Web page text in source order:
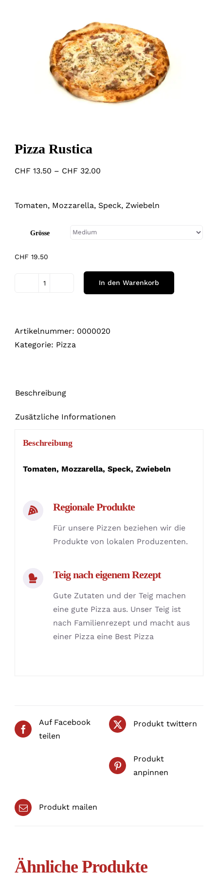
Pizza Rustica
CHF 13.50 – CHF 32.00
Tomaten, Mozzarella, Speck, Zwiebeln
Grösse
CHF 19.50
In den Warenkorb
Artikelnummer: 0000020
Kategorie: Pizza
Beschreibung
Zusätzliche Informationen
Beschreibung
Tomaten, Mozzarella, Speck, Zwiebeln
Regionale Produkte
Für unsere Pizzen beziehen wir die
Produkte von lokalen Produzenten.
Teig nach eigenem Rezept
Gute Zutaten und der Teig machen
eine gute Pizza aus. Unser Teig ist
nach Familienrezept und macht aus
einer Pizza eine Best Pizza
Auf Facebook
teilen
Produkt twittern
Produkt
anpinnen
Produkt mailen
Ähnliche Produkte